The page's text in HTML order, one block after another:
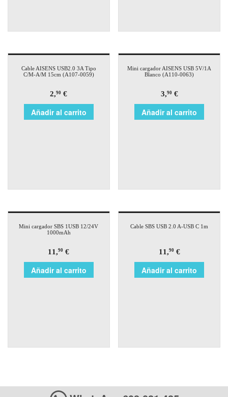
Cable AISENS USB2.0 3A Tipo
C/M-A/M 15cm (A107-0059)
2,90 €
Añadir al carrito
Mini cargador AISENS USB 5V/1A
Blanco (A110-0063)
3,90€
Añadir al carrito
Mini cargador SBS 1USB 12/24V
1000mAh
11,90 €
Añadir al carrito
Cable SBS USB 2.0 A-USB C 1m
11,90€
Añadir al carrito